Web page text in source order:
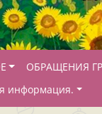
ОБРАЩЕНИЯ
информация.